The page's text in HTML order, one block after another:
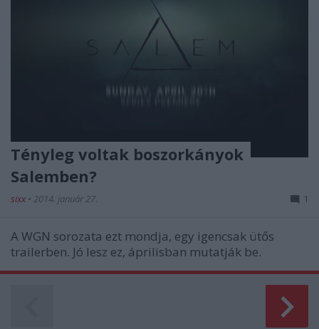
Tényleg voltak boszorkányok
Salemben?
sixx • 2014. január 27. 1
A WGN sorozata ezt mondja, egy igencsak ütős
trailerben. Jó lesz ez, áprilisban mutatják be.